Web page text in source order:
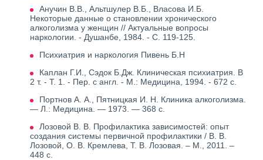
Анучин В.В., Альтшулер В.Б., Власова И.Б.
Некоторые данные о становлении хронического
алкоголизма у женщин // Актуальные вопросы
наркологии. - Душанбе, 1984. - С. 119-125.
Психиатрия и наркология Пивень Б.Н
Каплан Г.И., Сэдок Б.Дж. Клиническая психиатрия. В
2 т. - Т. 1. - Пер. с англ. - М.: Медицина, 1994. - 672 с.
Портнов А. А., Пятницкая И. Н. Клиника алкоголизма.
— Л.: Медицина. — 1973. — 368 с.
Лозовой В. В. Профилактика зависимостей: опыт
создания системы первичной профилактики / В. В.
Лозовой, О. В. Кремлева, Т. В. Лозовая. – М., 2011. –
448 с.